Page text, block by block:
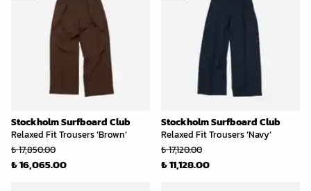
Stockholm Surfboard Club
Relaxed Fit Trousers ‘Brown’
₺ 17,850.00
₺ 16,065.00
Stockholm Surfboard Club
Relaxed Fit Trousers ‘Navy’
₺ 17,120.00
₺ 11,128.00